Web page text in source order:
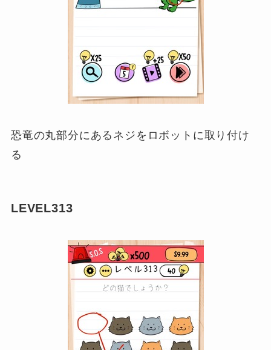
恐竜の丸部分にあるネジをロボットに取り付け
る
LEVEL313